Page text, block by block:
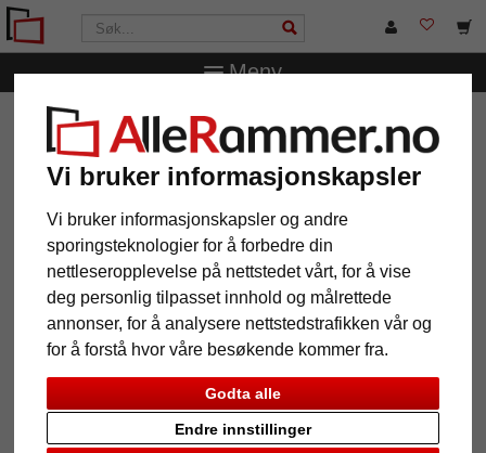
Vi bruker informasjonskapsler
Vi bruker informasjonskapsler og andre
sporingsteknologier for å forbedre din
nettleseropplevelse på nettstedet vårt, for å vise
deg personlig tilpasset innhold og målrettede
annonser, for å analysere nettstedstrafikken vår og
for å forstå hvor våre besøkende kommer fra.
Godta alle
Endre innstillinger
Meny
AlleRammer.no Rammestørrelser
Skyggeramme Fasnia
Skyggeramme Fasnia